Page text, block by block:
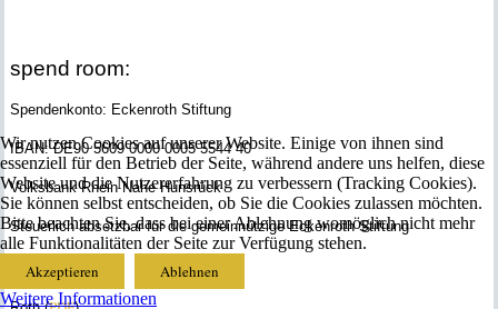
spend room:
Spendenkonto: Eckenroth Stiftung
IBAN: DE90 5609 0000 0005 5544 40
Volksbank Rhein Nahe Hunsrück
Steuerlich absetzbar für die gemeinnützige Eckenroth Stiftung
Grußworte
Wir nutzen Cookies auf unserer Website. Einige von ihnen sind
essenziell für den Betrieb der Seite, während andere uns helfen, diese
Website und die Nutzererfahrung zu verbessern (Tracking Cookies).
Sie können selbst entscheiden, ob Sie die Cookies zulassen möchten.
Bitte beachten Sie, dass bei einer Ablehnung womöglich nicht mehr
alle Funktionalitäten der Seite zur Verfügung stehen.
Akzeptieren Ablehnen
Weitere Informationen